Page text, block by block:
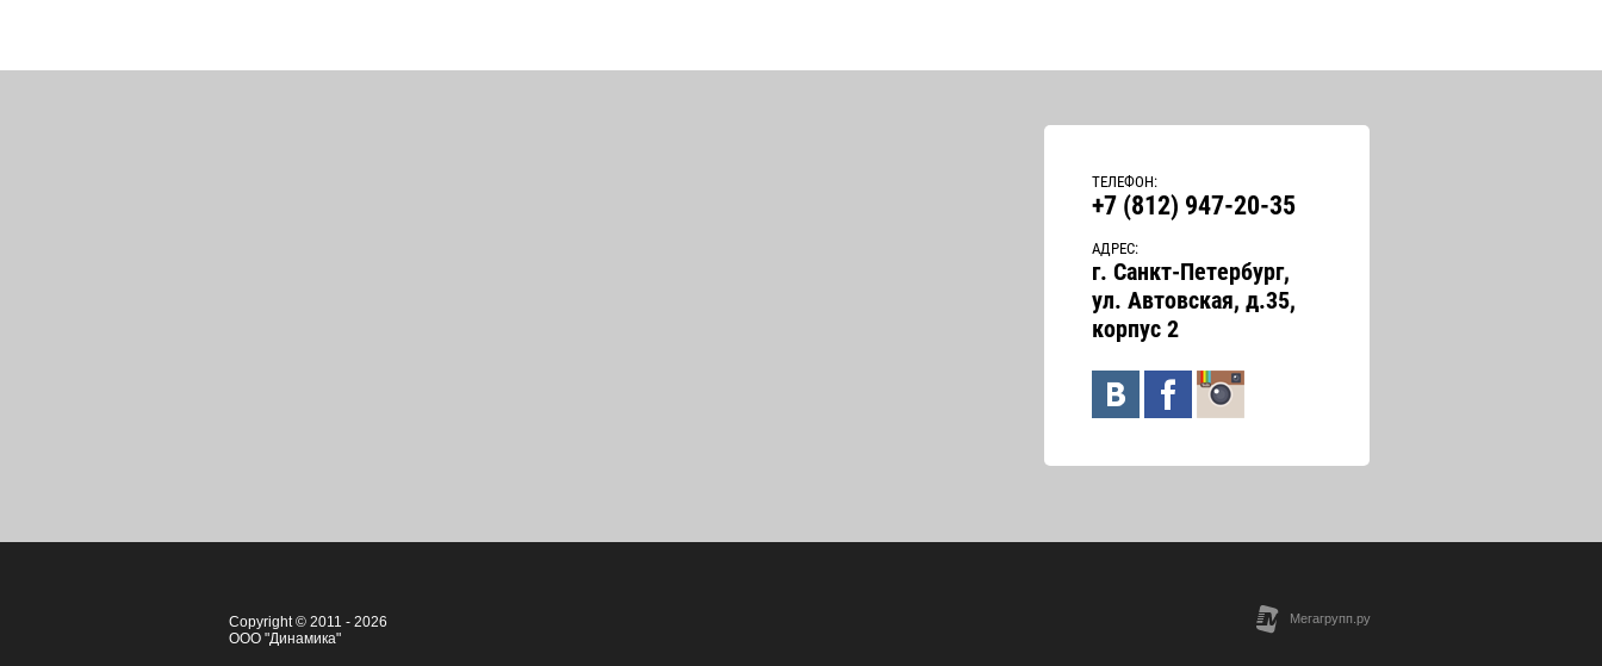
ТЕЛЕФОН:
+7 (812) 947-20-35
АДРЕС:
г. Санкт-Петербург,
ул. Автовская, д.35,
корпус 2
Copyright © 2011 - 2026
ООО "Динамика"